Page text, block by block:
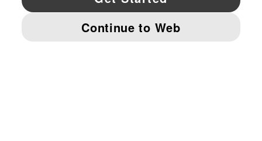
IMPRINT AND LEGAL DATA